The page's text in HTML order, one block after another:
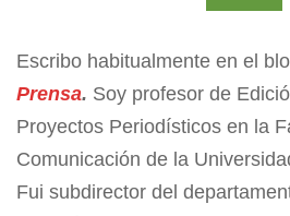
Escribo habitualmente en el
Prensa. Soy profesor de
Proyectos Periodísticos en la
Comunicación de la
Fui subdirector del